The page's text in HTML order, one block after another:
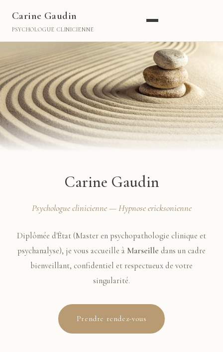
Carine Gaudin
PSYCHOLOGUE CLINICIENNE
Carine Gaudin
Psychologue clinicienne — Hypnose ericksonienne
Diplômée d'État (Master en psychopathologie clinique et
psychanalyse), je vous accueille à Marseille dans un cadre
bienveillant, confidentiel et respectueux de votre
singularité.
Prendre rendez-vous